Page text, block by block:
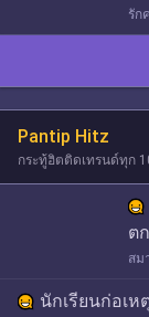
รัก
Pantip Hitz
กระทู้ฮิตติดเทรนด์ทุก
ต
สม
นักเรียนก่อเห